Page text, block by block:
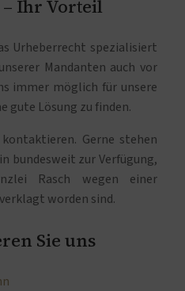
– Ihr Vorteil
Urheberrecht spezialisiert
Mandanten auch vor
immer möglich für unsere
gute Lösung zu finden.
Gerne stehen
bundesweit zur Verfügung,
Rasch wegen einer
worden sind.
Sie uns